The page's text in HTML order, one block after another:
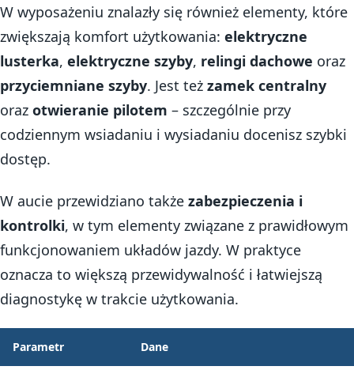
W wyposażeniu znalazły się również elementy, które
zwiększają komfort użytkowania: elektryczne
lusterka, elektryczne szyby, relingi dachowe oraz
przyciemniane szyby. Jest też zamek centralny
oraz otwieranie pilotem – szczególnie przy
codziennym wsiadaniu i wysiadaniu docenisz szybki
dostęp.
W aucie przewidziano także zabezpieczenia i
kontrolki, w tym elementy związane z prawidłowym
funkcjonowaniem układów jazdy. W praktyce
oznacza to większą przewidywalność i łatwiejszą
diagnostykę w trakcie użytkowania.
Parametr Dane